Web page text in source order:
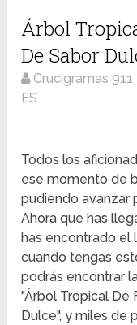
Árbol
De Sabor
Crucigramas 911
ES
Todos los
ese momento de
pudiendo avanzar
Ahora que has
has encontrado el
cuando tengas
podrás encontrar
"Árbol Tropical De
Dulce", y miles de